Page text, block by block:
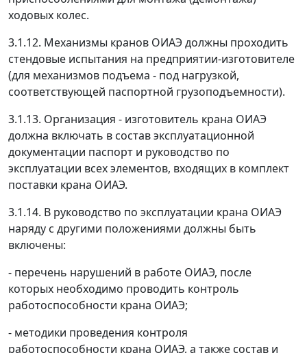
ходовых колес.
3.1.12. Механизмы кранов ОИАЭ должны проходить
стендовые испытания на предприятии-изготовителе
(для механизмов подъема - под нагрузкой,
соответствующей паспортной грузоподъемности).
3.1.13. Организация - изготовитель крана ОИАЭ
должна включать в состав эксплуатационной
документации паспорт и руководство по
эксплуатации всех элементов, входящих в комплект
поставки крана ОИАЭ.
3.1.14. В руководство по эксплуатации крана ОИАЭ
наряду с другими положениями должны быть
включены:
- перечень нарушений в работе ОИАЭ, после
которых необходимо проводить контроль
работоспособности крана ОИАЭ;
- методики проведения контроля
работоспособности крана ОИАЭ, а также состав и